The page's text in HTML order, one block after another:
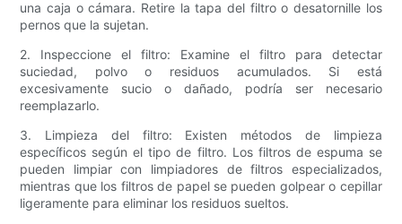
una caja o cámara. Retire la tapa del filtro o desatornille los
pernos que la sujetan.
2. Inspeccione el filtro: Examine el filtro para detectar
suciedad, polvo o residuos acumulados. Si está
excesivamente sucio o dañado, podría ser necesario
reemplazarlo.
3. Limpieza del filtro: Existen métodos de limpieza
específicos según el tipo de filtro. Los filtros de espuma se
pueden limpiar con limpiadores de filtros especializados,
mientras que los filtros de papel se pueden golpear o cepillar
ligeramente para eliminar los residuos sueltos.